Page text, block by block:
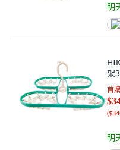
明
架
首
(
明